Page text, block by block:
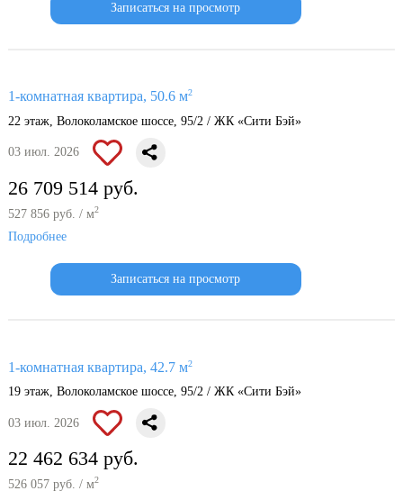
Записаться на просмотр
1-комнатная квартира, 50.6 м2
22 этаж, Волоколамское шоссе, 95/2 / ЖК «Сити Бэй»
03 июл. 2026
26 709 514 руб.
527 856 руб. / м2
Подробнее
Записаться на просмотр
1-комнатная квартира, 42.7 м2
19 этаж, Волоколамское шоссе, 95/2 / ЖК «Сити Бэй»
03 июл. 2026
22 462 634 руб.
526 057 руб. / м2